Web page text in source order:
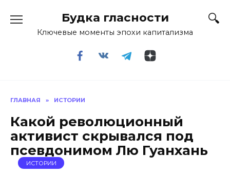
содержанию
Будка гласности
Ключевые моменты эпохи капитализма
ГЛАВНАЯ » ИСТОРИИ
Какой революционный
активист скрывался под
псевдонимом Лю Гуанхань
ИСТОРИИ